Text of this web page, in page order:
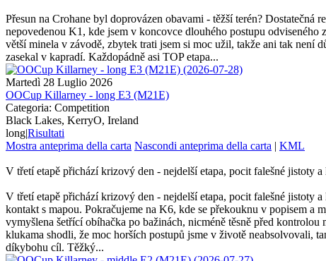
Přesun na Crohane byl doprovázen obavami - těžší terén?
nepovedenou K1, kde jsem v koncovce dlouhého postupu
větší minela v závodě, zbytek trati jsem si moc užil, takže ani tak není
zasekal v kapradí. Každopádně asi TOP etapa...
Martedì 28 Luglio 2026
OOCup Killarney - long E3 (M21E)
Categoria: Competition
Black Lakes, KerryO, Ireland
long|Risultati
Mostra anteprima della carta Nascondi anteprima della carta | KML
V třetí etapě přichází krizový den - nejdelší etapa, pocit falešné jistoty
V třetí etapě přichází krizový den - nejdelší etapa, pocit falešné jistoty
kontakt s mapou. Pokračujeme na K6, kde se překouknu v popisem a
vymyšlena šetřící obíhačka po bažinách, nicméně těsně před
klukama shodli, že moc horších postupů jsme v životě neabsolvovali,
díkybohu cíl. Těžký...